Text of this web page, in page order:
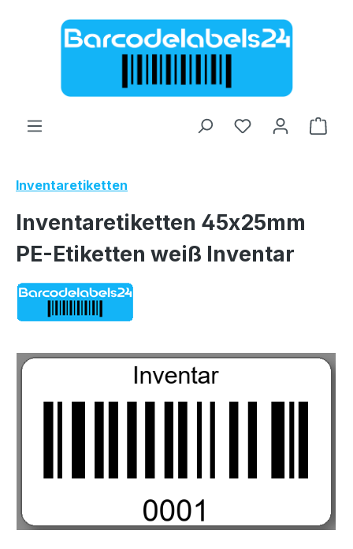
Zum Hauptinhalt springen
Inventaretiketten
Inventaretiketten 45x25mm
PE-Etiketten weiß Inventar
Bildergalerie überspringen